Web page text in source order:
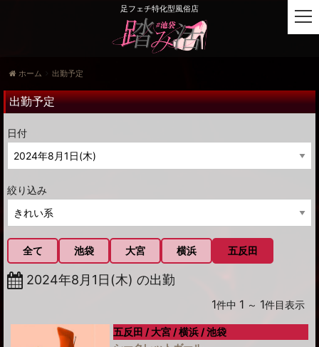
足フェチ特化型風俗店
ホーム 出勤予定
出勤予定
日付
絞り込み
全て 池袋 大宮 横浜 五反田
2024年8月1日(木) の出勤
1件中 1 ～ 1件目表示
五反田 / 大宮 / 横浜 / 池袋
t
o
e
i
g
i
o